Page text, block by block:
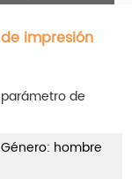
impresión
de
Género: hombre